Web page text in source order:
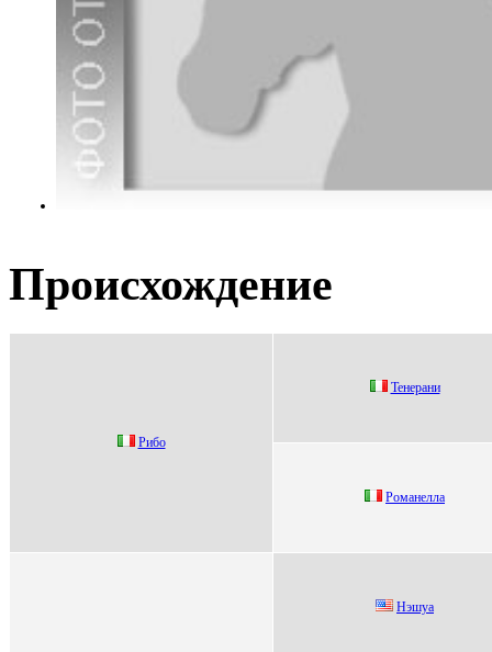
Происхождение
Рибо
Teнepани
Pомaнeллa
Hэшуа